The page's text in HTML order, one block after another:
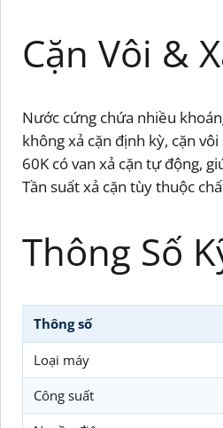
Cặn Vôi &
Nước cứng chứa nhiều
không xả cặn định kỳ, cặn
60K có van xả cặn tự động,
Tần suất xả cặn tùy thuộc
Thông Số
Thông số
Loại máy
Công suất